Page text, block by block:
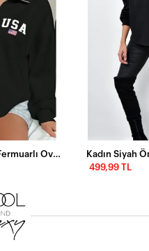
USA College Siyah Fermuarlı Oversize Sweatshirt
499,99 TL